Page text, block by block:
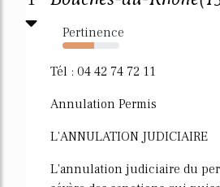
Pertinence
55%
Tél : 04 42 74 72 11
Annulation Permis
L'ANNULATION JUDICIAIRE
L'annulation judiciaire du